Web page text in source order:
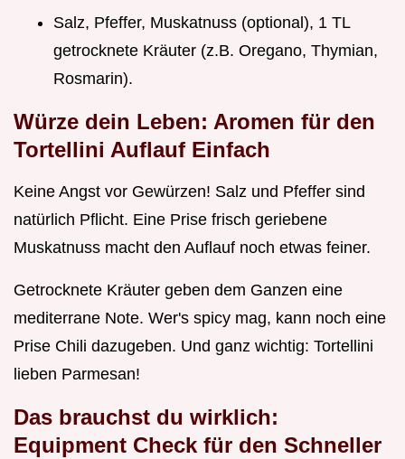
Salz, Pfeffer, Muskatnuss (optional), 1 TL
getrocknete Kräuter (z.B. Oregano, Thymian,
Rosmarin).
Würze dein Leben: Aromen für den
Tortellini Auflauf Einfach
Keine Angst vor Gewürzen! Salz und Pfeffer sind
natürlich Pflicht. Eine Prise frisch geriebene
Muskatnuss macht den Auflauf noch etwas feiner.
Getrocknete Kräuter geben dem Ganzen eine
mediterrane Note. Wer's spicy mag, kann noch eine
Prise Chili dazugeben. Und ganz wichtig: Tortellini
lieben Parmesan!
Das brauchst du wirklich:
Equipment Check für den Schneller